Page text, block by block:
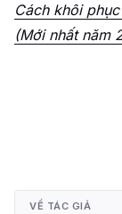
Cách khôi
(Mới nhất năm
VỀ TÁC GIẢ